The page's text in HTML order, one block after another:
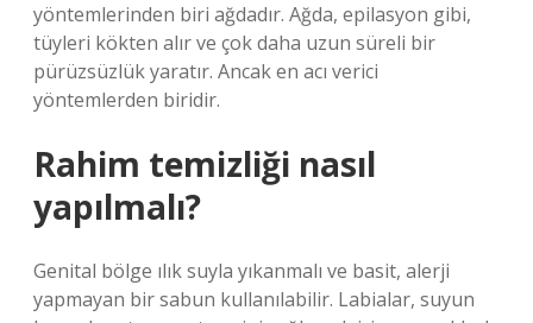
yöntemlerinden biri ağdadır. Ağda, epilasyon gibi,
tüyleri kökten alır ve çok daha uzun süreli bir
pürüzsüzlük yaratır. Ancak en acı verici
yöntemlerden biridir.
Rahim temizliği nasıl
yapılmalı?
Genital bölge ılık suyla yıkanmalı ve basit, alerji
yapmayan bir sabun kullanılabilir. Labialar, suyun